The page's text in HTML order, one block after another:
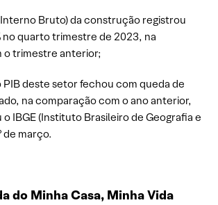
Bruto) da construção registrou
no quarto trimestre de 2023, na
o trimestre anterior;
PIB deste setor fechou com queda de
na comparação com o ano anterior,
IBGE (Instituto Brasileiro de Geografia e
de março.
do Minha Casa, Minha Vida